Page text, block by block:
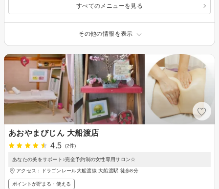
すべてのメニューを見る
その他の情報を表示
あおやまびじん 大船渡店
4.5
(2件)
あなたの美をサポート♪完全予約制の女性専用サロン☆
アクセス：ドラゴンレール大船渡線 大船渡駅 徒歩8分
ポイントが貯まる・使える